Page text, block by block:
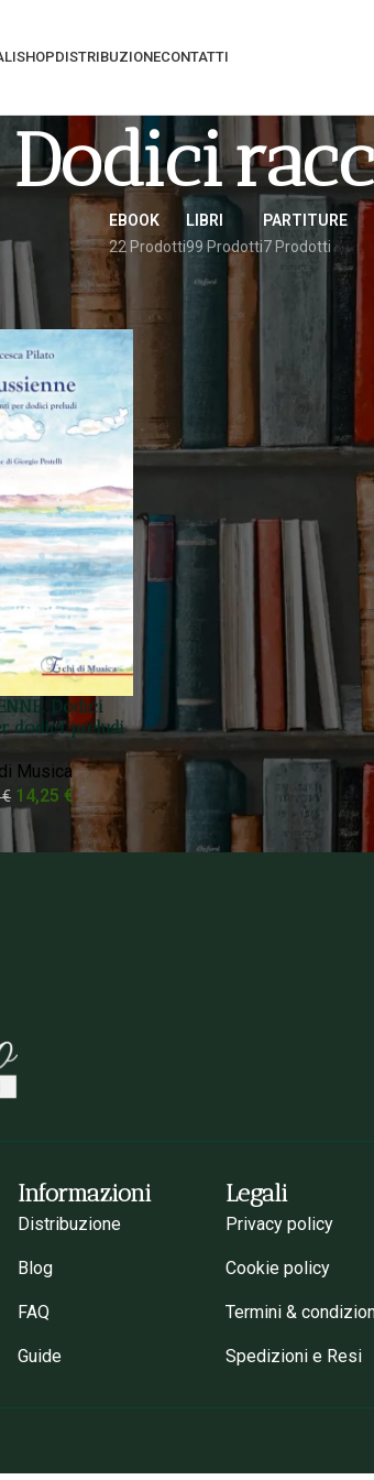
SHOPDISTRIBUZIONECONTATTI
Dodici
EBOOK
22 Prodotti
LIBRI
99 Prodotti
PARTITURE
7 Prodotti
taggati “dodici racconti”
Dodici
dodici preludi
Musica
€ 14,25€
Informazioni
Distribuzione
Blog
FAQ
Guide
Legali
Privacy policy
Cookie policy
Termini &
Spedizioni e Resi